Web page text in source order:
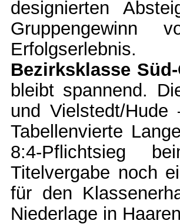
designierten
Erfolgserlebnis.
Bezirksklasse
bleibt spannend.
und Vielstedt/
Tabellenvierte
8:4-Pflichtsieg
Titelvergabe noch
für den
Niederlage in